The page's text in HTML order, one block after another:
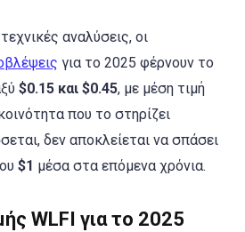
αναλύσεις, οι
για το 2025 φέρνουν το
$0.15 και $0.45, με μέση τιμή
που το στηρίζει
δεν αποκλείεται να σπάσει
$1 μέσα στα επόμενα χρόνια.
WLFI για το 2025